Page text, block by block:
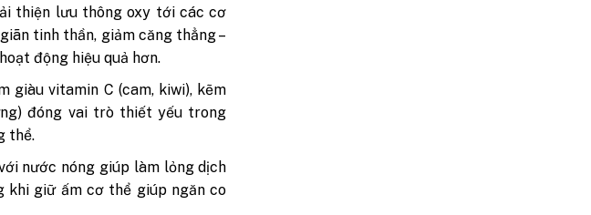
thiện lưu thông oxy tới các cơ
tinh thần, giảm căng thẳng –
động hiệu quả hơn.
giàu vitamin C (cam, kiwi), kẽm
đóng vai trò thiết yếu trong
thể.
nước nóng giúp làm lỏng dịch
khi giữ ấm cơ thể giúp ngăn co